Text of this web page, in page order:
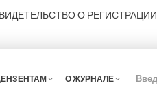
О РЕГИСТРАЦИИ
О ЖУРНАЛЕ